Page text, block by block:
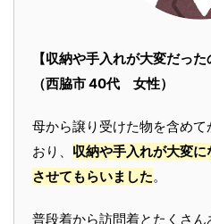
【収納や手入れが大変だっ
（西脇市 40代 女性）
母から譲り受けた物を含め
おり、 収納や手入れが大変
させてもらいました。
普段着から訪問着とたくさ